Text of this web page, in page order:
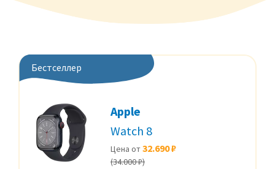
Бестселлер
Apple
Watch 8
Цена от32.690 ₽
(34.000 ₽)